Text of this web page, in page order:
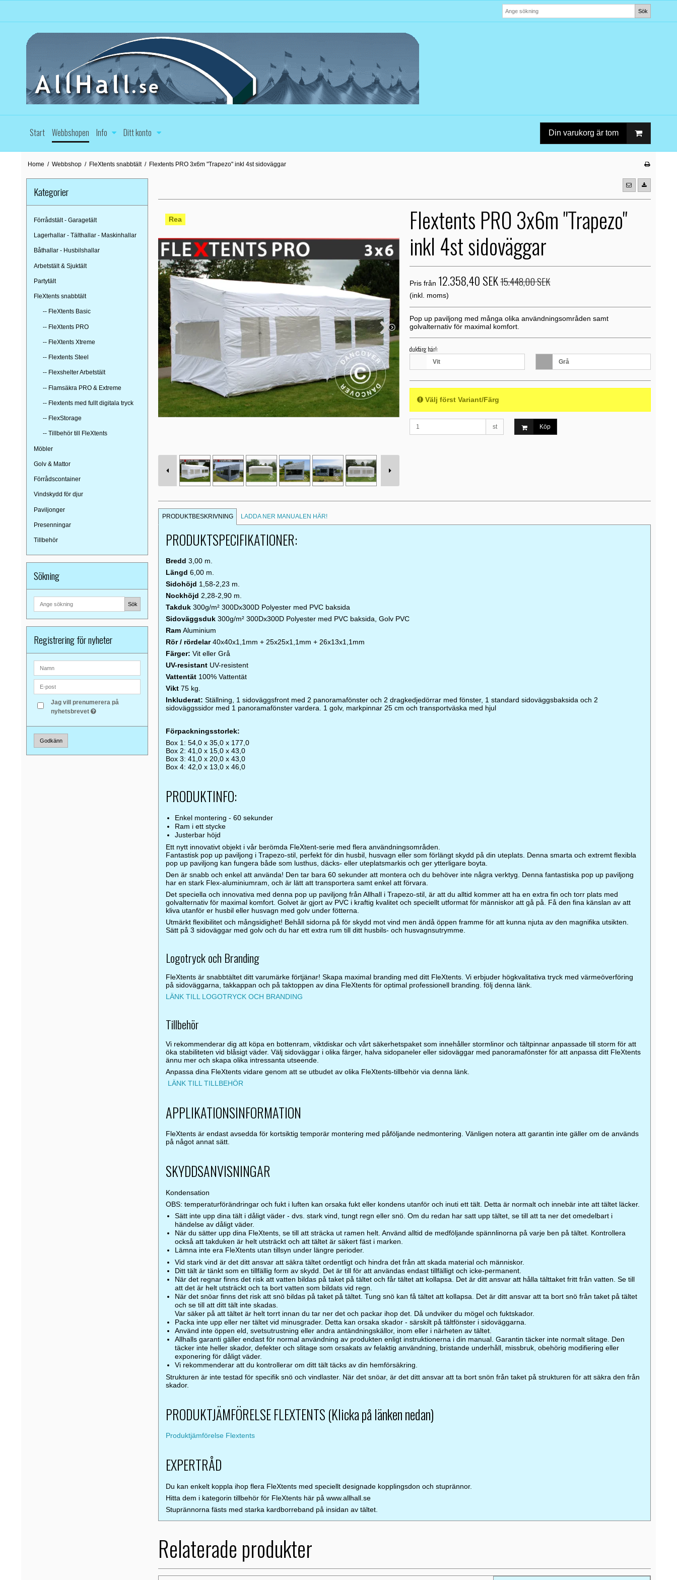
Sök
Start Webbshopen Info Ditt konto Din varukorg är tom
Home / Webbshop / FleXtents snabbtält / Flextents PRO 3x6m "Trapezo" inkl 4st sidoväggar
Kategorier
Förrådstält - Garagetält
Lagerhallar - Tälthallar - Maskinhallar
Båthallar - Husbilshallar
Arbetstält & Sjuktält
Partytält
FleXtents snabbtält
-- FleXtents Basic
-- FleXtents PRO
-- FleXtents Xtreme
-- Flextents Steel
-- Flexshelter Arbetstält
-- Flamsäkra PRO & Extreme
-- Flextents med fullt digitala tryck
-- FlexStorage
-- Tillbehör till FleXtents
Möbler
Golv & Mattor
Förrådscontainer
Vindskydd för djur
Paviljonger
Presenningar
Tillbehör
Sökning
Sök
Registrering för nyheter
Jag vill prenumerera på
nyhetsbrevet
Godkänn
Rea
Flextents PRO 3x6m "Trapezo"
inkl 4st sidoväggar
Pris från 12.358,40 SEK15.448,00 SEK
(inkl. moms)
Pop up paviljong med många olika användningsområden samt
golvalternativ för maximal komfort.
dukfärg här!:
Vit Grå
Välj först Variant/Färg
st Köp
PRODUKTBESKRIVNING LADDA NER MANUALEN HÄR!
PRODUKTSPECIFIKATIONER:
Bredd3,00 m.
Längd6,00 m.
Sidohöjd 1,58-2,23 m.
Nockhöjd 2,28-2,90 m.
Takduk300g/m² 300Dx300D Polyester med PVC baksida
Sidoväggsduk300g/m² 300Dx300D Polyester med PVC baksida, Golv PVC
RamAluminium
Rör / rördelar40x40x1,1mm + 25x25x1,1mm + 26x13x1,1mm
Färger:Vit eller Grå
UV-resistant UV-resistent
Vattentät 100% Vattentät
Vikt75 kg.
Inkluderat:Ställning, 1 sidoväggsfront med 2 panoramafönster och 2 dragkedjedörrar med fönster, 1 standard sidoväggsbaksida och 2
sidoväggssidor med 1 panoramafönster vardera. 1 golv, markpinnar 25 cm och transportväska med hjul
Förpackningsstorlek:
Box 1: 54,0 x 35,0 x 177,0
Box 2: 41,0 x 15,0 x 43,0
Box 3: 41,0 x 20,0 x 43,0
Box 4: 42,0 x 13,0 x 46,0
PRODUKTINFO:
Enkel montering - 60 sekunder
Ram i ett stycke
Justerbar höjd
Ett nytt innovativt objekt i vår berömda FleXtent-serie med flera användningsområden.
Fantastisk pop up paviljong i Trapezo-stil, perfekt för din husbil, husvagn eller som förlängt skydd på din uteplats. Denna smarta och extremt flexibla
pop up paviljong kan fungera både som lusthus, däcks- eller uteplatsmarkis och ger ytterligare boyta.
Den är snabb och enkel att använda! Den tar bara 60 sekunder att montera och du behöver inte några verktyg. Denna fantastiska pop up paviljong
har en stark Flex-aluminiumram, och är lätt att transportera samt enkel att förvara.
Det speciella och innovativa med denna pop up paviljong från Allhall i Trapezo-stil, är att du alltid kommer att ha en extra fin och torr plats med
golvalternativ för maximal komfort. Golvet är gjort av PVC i kraftig kvalitet och speciellt utformat för människor att gå på. Få den fina känslan av att
kliva utanför er husbil eller husvagn med golv under fötterna.
Utmärkt flexibilitet och mångsidighet! Behåll sidorna på för skydd mot vind men ändå öppen framme för att kunna njuta av den magnifika utsikten.
Sätt på 3 sidoväggar med golv och du har ett extra rum till ditt husbils- och husvagnsutrymme.
Logotryck och Branding
FleXtents är snabbtältet ditt varumärke förtjänar! Skapa maximal branding med ditt FleXtents. Vi erbjuder högkvalitativa tryck med värmeöverföring
på sidoväggarna, takkappan och på taktoppen av dina FleXtents för optimal professionell branding. följ denna länk.
LÄNK TILL LOGOTRYCK OCH BRANDING
Tillbehör
Vi rekommenderar dig att köpa en bottenram, viktdiskar och vårt säkerhetspaket som innehåller stormlinor och tältpinnar anpassade till storm för att
öka stabiliteten vid blåsigt väder. Välj sidoväggar i olika färger, halva sidopaneler eller sidoväggar med panoramafönster för att anpassa ditt FleXtents
ännu mer och skapa olika intressanta utseende.
Anpassa dina FleXtents vidare genom att se utbudet av olika FleXtents-tillbehör via denna länk.
LÄNK TILL TILLBEHÖR
APPLIKATIONSINFORMATION
FleXtents är endast avsedda för kortsiktig temporär montering med påföljande nedmontering. Vänligen notera att garantin inte gäller om de används
på något annat sätt.
SKYDDSANVISNINGAR
Kondensation
OBS: temperaturförändringar och fukt i luften kan orsaka fukt eller kondens utanför och inuti ett tält. Detta är normalt och innebär inte att tältet läcker.
Sätt inte upp dina tält i dåligt väder - dvs. stark vind, tungt regn eller snö. Om du redan har satt upp tältet, se till att ta ner det omedelbart i
händelse av dåligt väder.
När du sätter upp dina FleXtents, se till att sträcka ut ramen helt. Använd alltid de medföljande spännlinorna på varje ben på tältet. Kontrollera
också att takduken är helt utsträckt och att tältet är säkert fäst i marken.
Lämna inte era FleXtents utan tillsyn under längre perioder.
Vid stark vind är det ditt ansvar att säkra tältet ordentligt och hindra det från att skada material och människor.
Ditt tält är tänkt som en tillfällig form av skydd. Det är till för att användas endast tillfälligt och icke-permanent.
När det regnar finns det risk att vatten bildas på taket på tältet och får tältet att kollapsa. Det är ditt ansvar att hålla tälttaket fritt från vatten. Se till
att det är helt utsträckt och ta bort vatten som bildats vid regn.
När det snöar finns det risk att snö bildas på taket på tältet. Tung snö kan få tältet att kollapsa. Det är ditt ansvar att ta bort snö från taket på tältet
och se till att ditt tält inte skadas.
Var säker på att tältet är helt torrt innan du tar ner det och packar ihop det. Då undviker du mögel och fuktskador.
Packa inte upp eller ner tältet vid minusgrader. Detta kan orsaka skador - särskilt på tältfönster i sidoväggarna.
Använd inte öppen eld, svetsutrustning eller andra antändningskällor, inom eller i närheten av tältet.
Allhalls garanti gäller endast för normal användning av produkten enligt instruktionerna i din manual. Garantin täcker inte normalt slitage. Den
täcker inte heller skador, defekter och slitage som orsakats av felaktig användning, bristande underhåll, missbruk, obehörig modifiering eller
exponering för dåligt väder.
Vi rekommenderar att du kontrollerar om ditt tält täcks av din hemförsäkring.
Strukturen är inte testad för specifik snö och vindlaster. När det snöar, är det ditt ansvar att ta bort snön från taket på strukturen för att säkra den från
skador.
PRODUKTJÄMFÖRELSE FLEXTENTS (Klicka på länken nedan)
Produktjämförelse Flextents
EXPERTRÅD
Du kan enkelt koppla ihop flera FleXtents med speciellt designade kopplingsdon och stuprännor.
Hitta dem i kategorin tillbehör för FleXtents här på www.allhall.se
Stuprännorna fästs med starka kardborreband på insidan av tältet.
Relaterade produkter